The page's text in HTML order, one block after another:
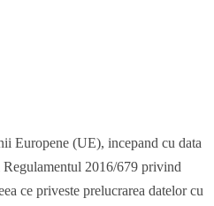
Europene (UE), incepand cu data
2016/679 privind
ce priveste prelucrarea datelor cu